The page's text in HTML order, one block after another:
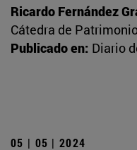
Ricardo Fernández
Cátedra de
Publicado en: Diario
05 | 05 | 2024